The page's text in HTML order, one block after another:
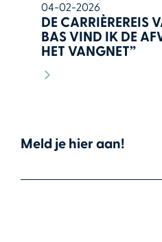
04-02-2026
DE CARRIÈREREIS
BAS VIND IK DE
HET VANGNET”
Meld je hier aan!